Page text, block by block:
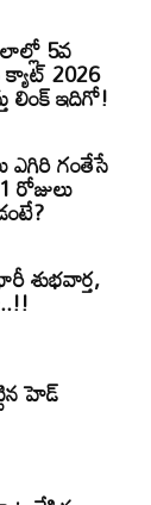
5వ
2026
లింక్‌ ఇదిగో!
ఎగిరి గంతేసే
శుభవార్త,
హెడ్